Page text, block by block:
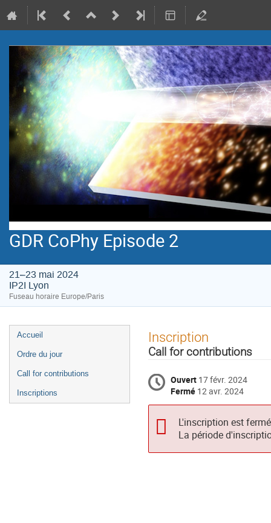
GDR CoPhy Episode 2
21–23 mai 2024
IP2I Lyon
Fuseau horaire Europe/Paris
Menu
de
Accueil
Ordre du jour
Call for contributions
Inscriptions
Inscription
Call for contributions
Ouvert 17 févr. 2024
Fermé 12 avr. 2024
L'inscription est
La période